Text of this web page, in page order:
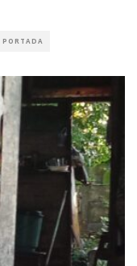
PORTADA